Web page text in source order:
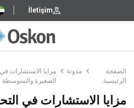
İletişim
الصفحة
الرئيسية
مدونة
مزايا الاستشارات
الصغيرة والمتوسطة
مزايا الاستشارات في